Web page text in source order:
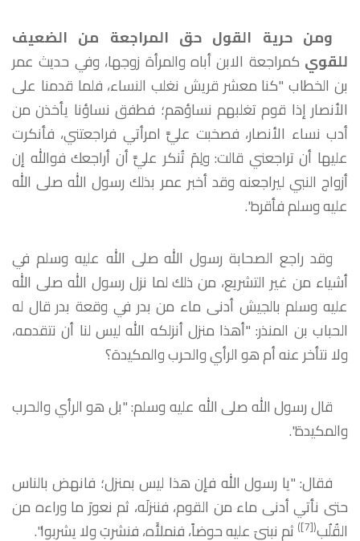
ومن حرية القول حق المراجعة من الضعيف
للقوي كمراجعة الابن أباه والمرأة زوجها، وفي حديث عمر
بن الخطاب "كنا معشر قريش نغلب النساء، فلما قدمنا على
الأنصار إذا قوم تغلبهم نساؤهم؛ فطفق نساؤنا يأخذن من
أدب نساء الأنصار، فصخبت عليَّ امرأتي فراجعتني، فأنكرت
عليها أن تراجعني قالت: ولِمَ تُنكر عليَّ أن أراجعك فوالله إن
أزواج النبي ليراجعنه وقد أخبر عمر بذلك رسول الله صلى الله
عليه وسلم فأقره".
وقد راجع الصحابة رسول الله صلى الله عليه وسلم في
أشياء من غير التشريع، من ذلك لما نزل رسول الله صلى الله
عليه وسلم بالجيش أدنى ماء من بدر في وقعة بدر قال له
الحباب بن المنذر: "أهذا منزل أنزلكه الله ليس لنا أن نتقدمه،
ولا نتأخر عنه أم هو الرأي والحرب والمكيدة؟
قال رسول الله صلى الله عليه وسلم: "بل هو الرأي والحرب
والمكيدة".
فقال: "يا رسول الله فإن هذا ليس بمنزل؛ فانهض بالناس
حتى نأتي أدنى ماء من القوم، فننزلَه، ثم نعورَ ما وراءه من
القُلُب(
[7]
) ثم نبنيَ عليه حوضاً، فنملأَه، فنشربَ ولا يشربوا".